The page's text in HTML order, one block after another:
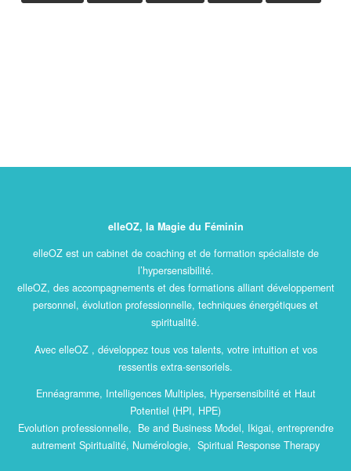
elleOZ, la Magie du Féminin
elleOZ est un cabinet de coaching et de formation spécialiste de
l’hypersensibilité.
elleOZ, des accompagnements et des formations alliant développement
personnel, évolution professionnelle, techniques énergétiques et
spiritualité.
Avec elleOZ , développez tous vos talents, votre intuition et vos
ressentis extra-sensoriels.
Ennéagramme, Intelligences Multiples, Hypersensibilité et Haut
Potentiel (HPI, HPE)
Evolution professionnelle, Be and Business Model, Ikigai, entreprendre
autrement Spiritualité, Numérologie, Spiritual Response Therapy